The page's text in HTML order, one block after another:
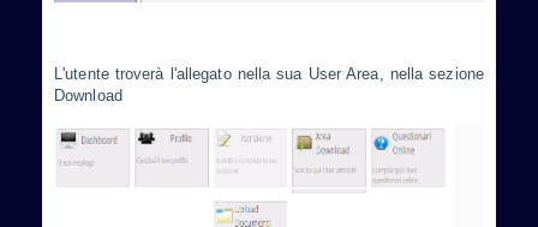
L'utente troverà l'allegato nella sua User Area, nella sezione
Download